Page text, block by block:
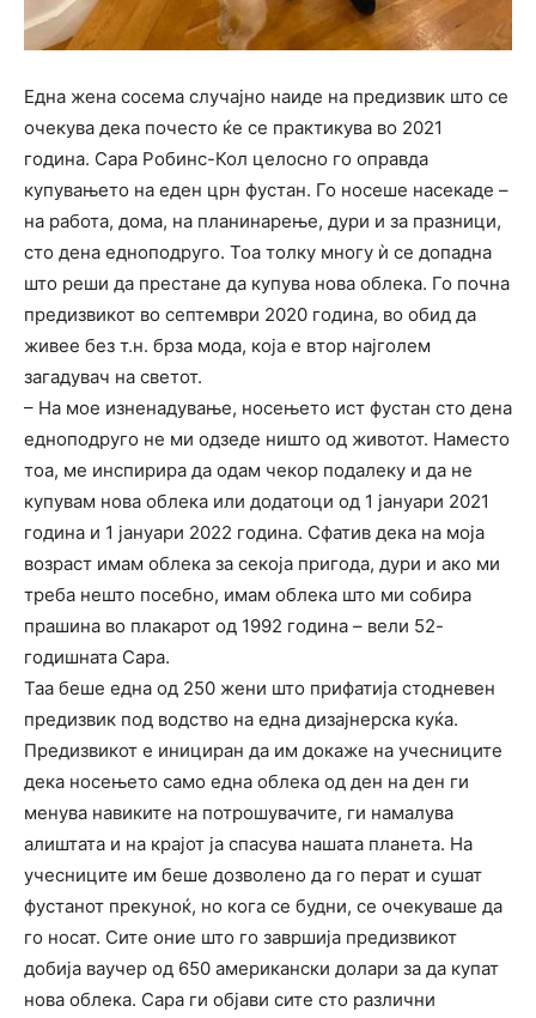
Една жена сосема случајно наиде на предизвик што се
очекува дека почесто ќе се практикува во 2021
година. Сара Робинс-Кол целосно го оправда
купувањето на еден црн фустан. Го носеше насекаде –
на работа, дома, на планинарење, дури и за празници,
сто дена едноподруго. Toa толку многу ѝ се допадна
што реши да престане да купува нова облека. Го почна
предизвикот во септември 2020 година, во обид да
живее без т.н. брза мода, која е втор најголем
загадувач на светот.
– На мое изненадување, носењето ист фустан сто дена
едноподруго не ми одзеде ништо од животот. Наместо
тоа, ме инспирира да одам чекор подалеку и да не
купувам нова облека или додатоци од 1 јануари 2021
година и 1 јануари 2022 година. Сфатив дека на моја
возраст имам облека за секоја пригода, дури и ако ми
треба нешто посебно, имам облека што ми собира
прашина во плакарот од 1992 година – вели 52-
годишната Сара.
Таа беше една од 250 жени што прифатија стодневен
предизвик под водство на една дизајнерска куќа.
Предизвикот е инициран да им докаже на учесниците
дека носењето само една облека од ден на ден ги
менува навиките на потрошувачите, ги намалува
алиштата и на крајот ја спасува нашата планета. На
учесниците им беше дозволено да го перат и сушат
фустанот прекуноќ, но кога се будни, се очекуваше да
го носат. Сите оние што го завршија предизвикот
добија ваучер од 650 американски долари за да купат
нова облека. Сара ги објави сите сто различни